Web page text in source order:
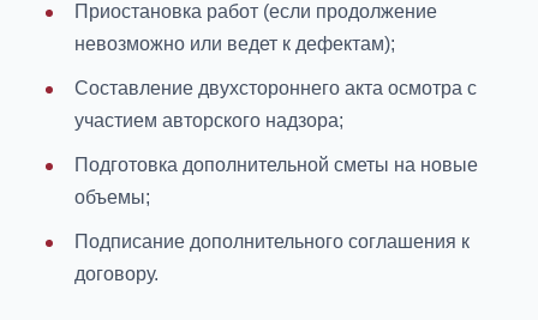
Приостановка работ (если продолжение
невозможно или ведет к дефектам);
Составление двухстороннего акта осмотра с
участием авторского надзора;
Подготовка дополнительной сметы на новые
объемы;
Подписание дополнительного соглашения к
договору.